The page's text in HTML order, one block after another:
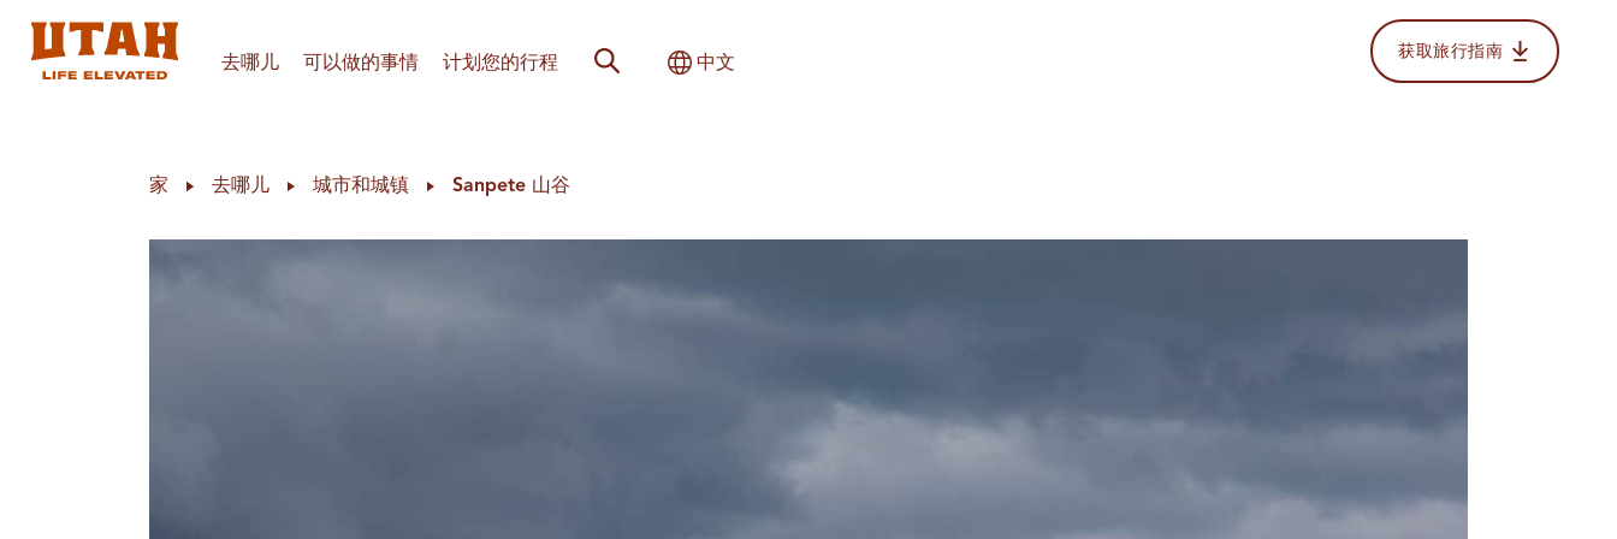
去哪儿 可以做的事情 计划您的行程 网站搜索切换国际
中文 获取旅行指南
家 去哪儿 城市和城镇 Sanpete 山谷